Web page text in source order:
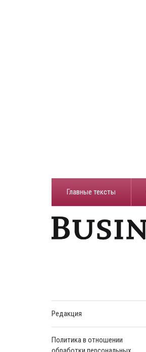
Главные тексты
Редакция
Политика в отношении